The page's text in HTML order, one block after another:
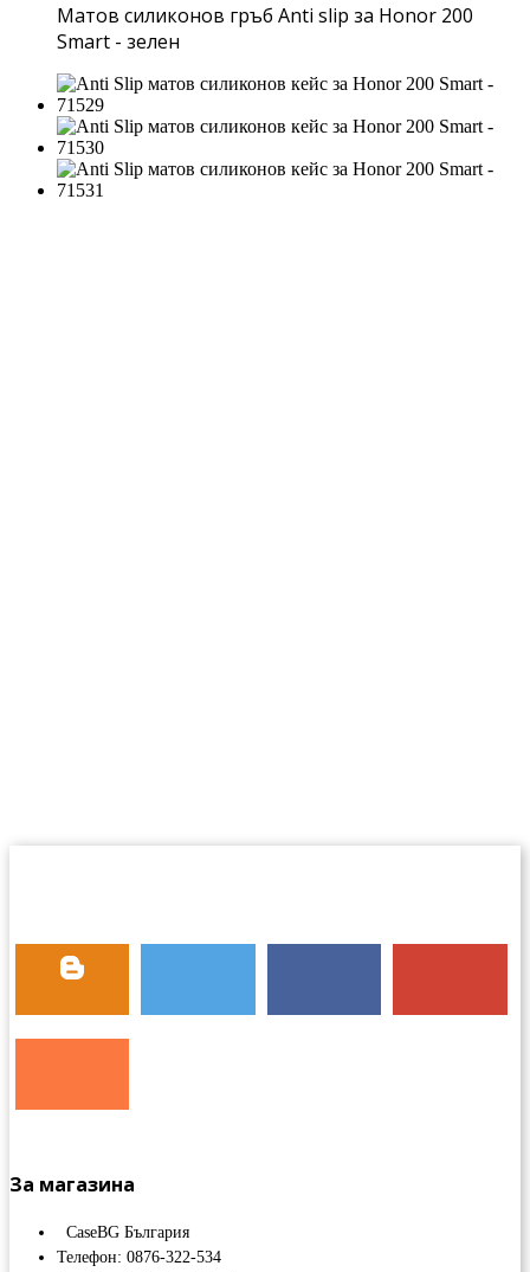
Матов силиконов гръб Anti slip за Honor 200
Smart - зелен
За магазина
CaseBG България
Телефон: 0876-322-534